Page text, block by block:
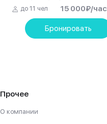
до 11 чел 15 000₽/час
Бронировать
Прочее
О компании